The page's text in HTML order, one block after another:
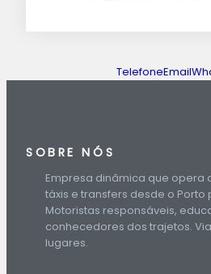
TelefoneEmail
SOBRE NÓS
Empresa dinâmica que opera
táxis e transfers desde o
Motoristas responsáveis,
conhecedores dos trajetos.
lugares.